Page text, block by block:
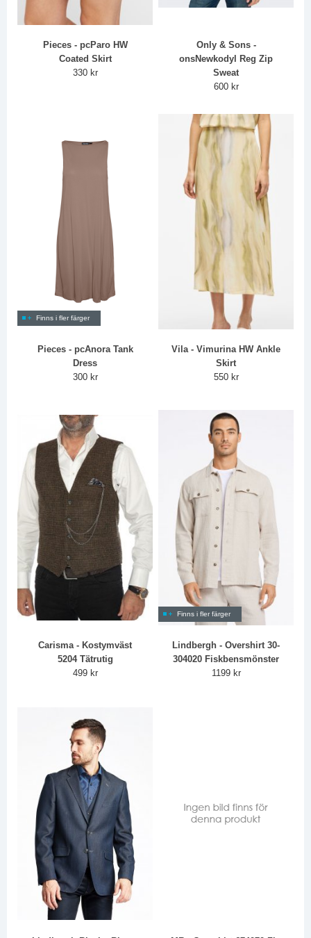
Pieces - pcParo HW
Coated Skirt
330 kr
Only & Sons -
onsNewkodyl Reg Zip
Sweat
600 kr
Finns i fler färger
Pieces - pcAnora Tank
Dress
300 kr
Vila - Vimurina HW Ankle
Skirt
550 kr
Carisma - Kostymväst
5204 Tätrutig
499 kr
Finns i fler färger
Lindbergh - Overshirt 30-
304020 Fiskbensmönster
1199 kr